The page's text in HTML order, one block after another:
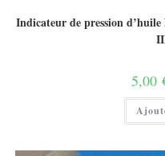
Indicateur de pression
5,00